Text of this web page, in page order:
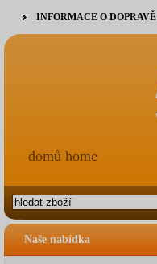
Naše nabídka
INFORMACE O DOPRAVĚ
domů home